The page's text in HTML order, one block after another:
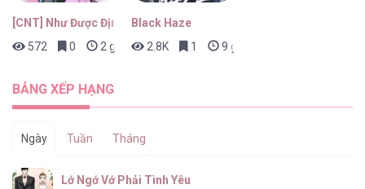
HEAVY RAIN [...] – Chap 7
[CNT] Như Được Định Sẵn
572
0 2 giờ trước
Black Haze
2.8K
1 9 giờ trước
BẢNG XẾP HẠNG
Ngày Tuần Tháng
Lớ Ngớ Vớ Phải Tình Yêu